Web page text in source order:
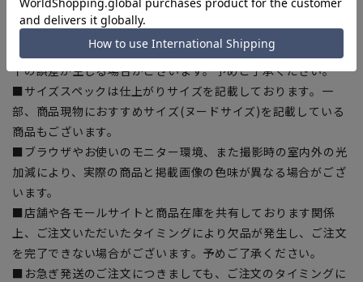
■ゆとり感には個人差があります。サイズ表を確認の上、ご購
入の目安としてご利用ください。
■生地や仕様・デザインにより、着用感や実際のサイズ表に若
干の誤差が生じる場合がございます。予めご了承ください。
■サイズスペックは仕上がりサイズを記載しております。一
部、商品現物におすすめサイズ(ヌードサイズ)を記載している
商品もございます。
■ブラウザやお使いのモニター環境、また撮影時の室内外の光
加減により、実際の商品と掲載画像の色味が異なる場合がござ
います。
■店舗や各モールサイトと商品在庫を共有しております関係
上、ご注文いただいたタイミングにより欠品が発生し、ご注文
を完了できない場合がございます。予めご了承ください。
■お急ぎ発送のご注文につきましても、ご注文のタイミングに